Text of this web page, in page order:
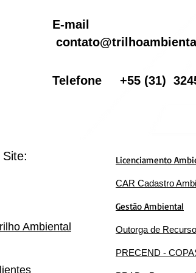
E-mail
Telefone +55 (31)
Ambiental
Licenciamento
CAR Cadastro
Gestão Ambiental
Outorga de
PRECEND -